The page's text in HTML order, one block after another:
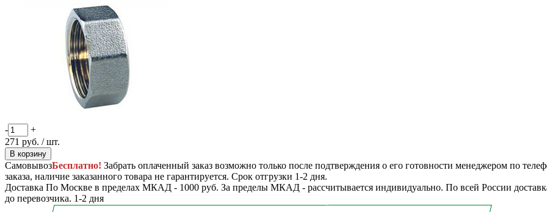
-
+
271 руб. / шт.
В корзину
СамовывозБесплатно! Забрать оплаченный заказ возможно только после подтверждения о его готовности менеджером по
заказа, наличие заказанного товара не гарантируется. Срок отгрузки 1-2 дня.
Доставка По Москве в пределах МКАД - 1000 руб. За пределы МКАД - рассчитывается индивидуально. По всей России
до перевозчика. 1-2 дня